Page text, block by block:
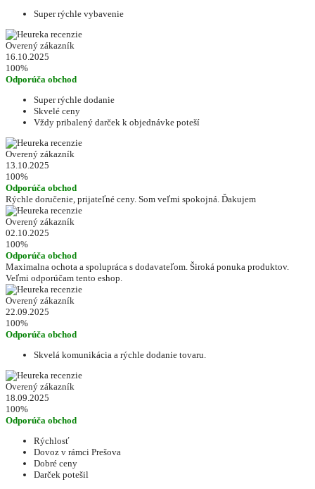
Super rýchle vybavenie
Overený zákazník
16.10.2025
100%
Odporúča obchod
Super rýchle dodanie
Skvelé ceny
Vždy pribalený darček k objednávke poteší
Overený zákazník
13.10.2025
100%
Odporúča obchod
Rýchle doručenie, prijateľné ceny. Som veľmi spokojná. Ďakujem
Overený zákazník
02.10.2025
100%
Odporúča obchod
Maximalna ochota a spolupráca s dodavateľom. Široká ponuka produktov.
Veľmi odporúčam tento eshop.
Overený zákazník
22.09.2025
100%
Odporúča obchod
Skvelá komunikácia a rýchle dodanie tovaru.
Overený zákazník
18.09.2025
100%
Odporúča obchod
Rýchlosť
Dovoz v rámci Prešova
Dobré ceny
Darček potešil